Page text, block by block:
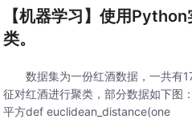
【机器学习】使用
类。
数据集为一份红酒数据，一共有
征对红酒进行聚类，部分数据如下
平方def euclidean_distance(one